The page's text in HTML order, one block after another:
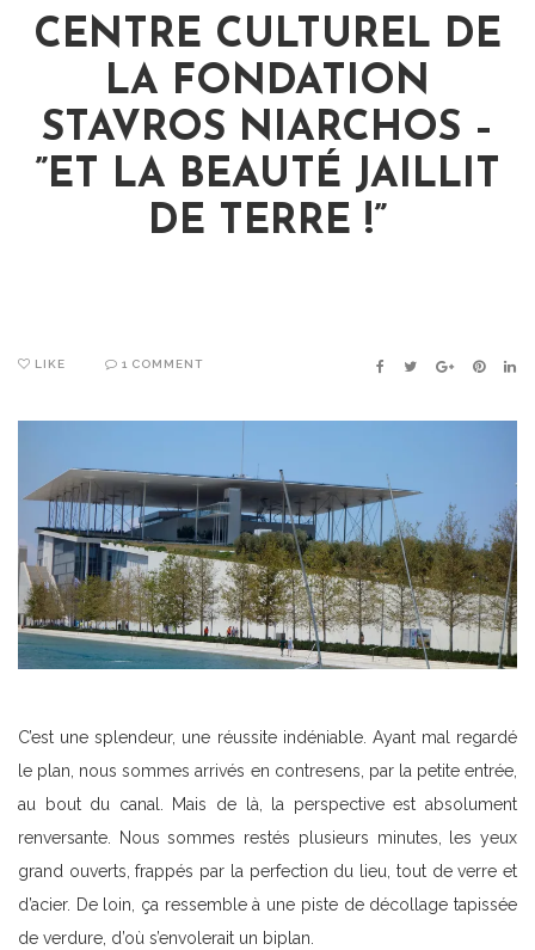
CENTRE CULTUREL DE
LA FONDATION
STAVROS NIARCHOS –
”ET LA BEAUTÉ JAILLIT
DE TERRE !”
LIKE 1 COMMENT FACEBOOK
TWITTER
GOOGLE+
C’est une splendeur, une réussite indéniable. Ayant mal regardé
le plan, nous sommes arrivés en contresens, par la petite entrée,
au bout du canal. Mais de là, la perspective est absolument
renversante. Nous sommes restés plusieurs minutes, les yeux
grand ouverts, frappés par la perfection du lieu, tout de verre et
d’acier. De loin, ça ressemble à une piste de décollage tapissée
de verdure, d’où s’envolerait un biplan.